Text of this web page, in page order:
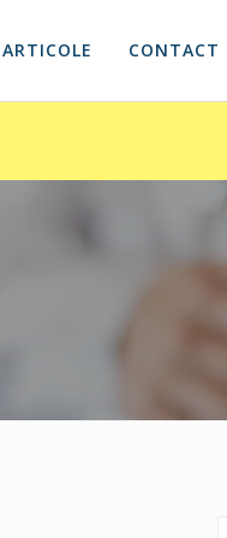
ARTICOLE CONTACT